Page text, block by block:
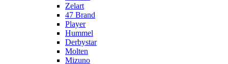
Zelart
47 Brand
Player
Hummel
Derbystar
Molten
Mizuno